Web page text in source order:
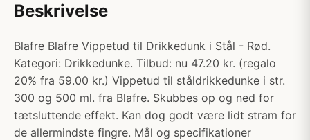
Beskrivelse
Blafre Blafre Vippetud til Drikkedunk i Stål - Rød.
Kategori: Drikkedunke. Tilbud: nu 47.20 kr. (regalo
20% fra 59.00 kr.) Vippetud til ståldrikkedunke i str.
300 og 500 ml. fra Blafre. Skubbes op og ned for
tætsluttende effekt. Kan dog godt være lidt stram for
de allermindste fingre. Mål og specifikationer